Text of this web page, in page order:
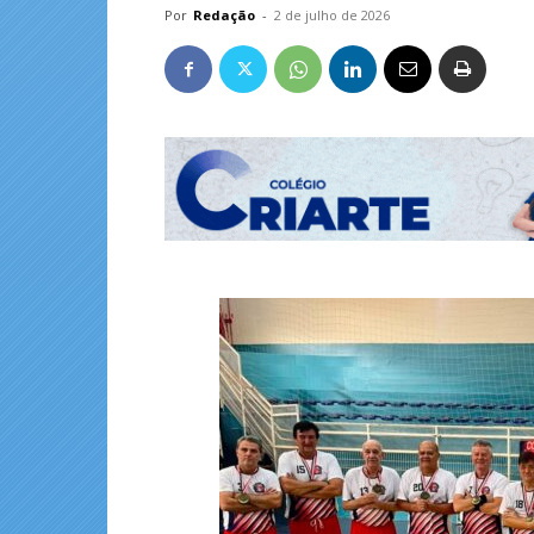
Por Redação - 2 de julho de 2026